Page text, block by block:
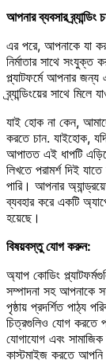
আপনার ব্যবসার
এর পরে, আপনাকে যা
নির্মাতার সাথে
প্ল্যাটফর্মে আপনার জন্য
ব্র্যান্ডিংয়ের সাথে
যাই হোক না কেন,
করতে চান. যাইহোক,
আপাতত এই ধাপটি
লিখতে পরামর্শ দিই
পারি। আপনার
ব্যবহার করে একটি
হয়েছে।
বিষয়বস্তু যোগ করুন:
অ্যাপ কোডিং
সম্পাদনা সহ আপনাকে
পৃষ্ঠায় প্রদর্শিত পাঠ্য
চিত্রগুলিও যোগ করতে
যোগাযোগ এবং
কাস্টমাইজ করতে আপনি